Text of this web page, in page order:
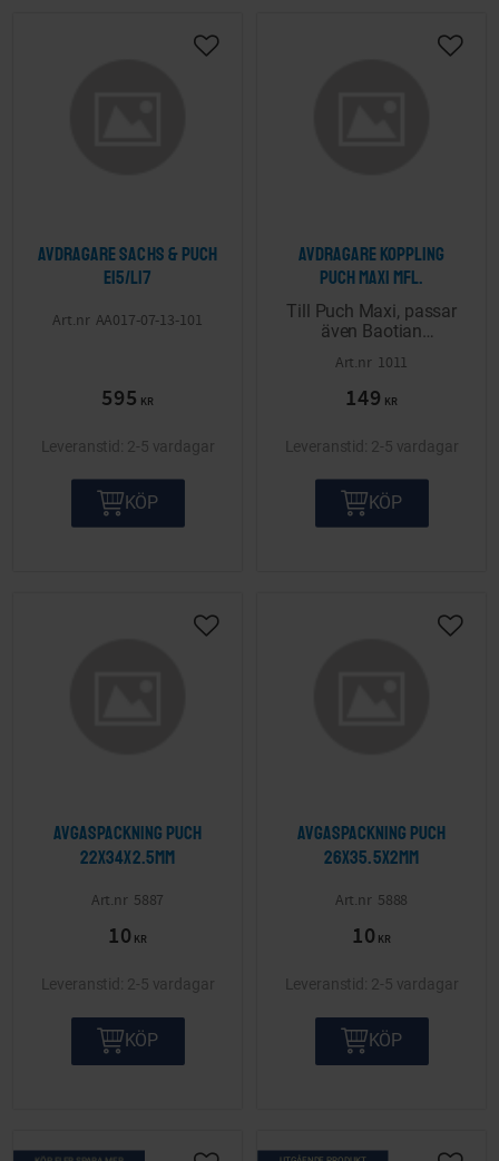
Avdragare Sachs & Puch
E15/L17
AA017-07-13-101
595 KR
Lägg till i önskelista
2-5 vardagar
KÖP
Avdragare koppling
Puch Maxi mfl.
Till Puch Maxi, passar
även Baotian
svänghjul.
1011
149 KR
Lägg
2-5 vardagar
KÖP
Avgaspackning Puch
22x34x2.5mm
5887
10 KR
Lägg till i önskelista
2-5 vardagar
KÖP
Avgaspackning Puch
26x35.5x2mm
5888
10 KR
Lägg
2-5 vardagar
KÖP